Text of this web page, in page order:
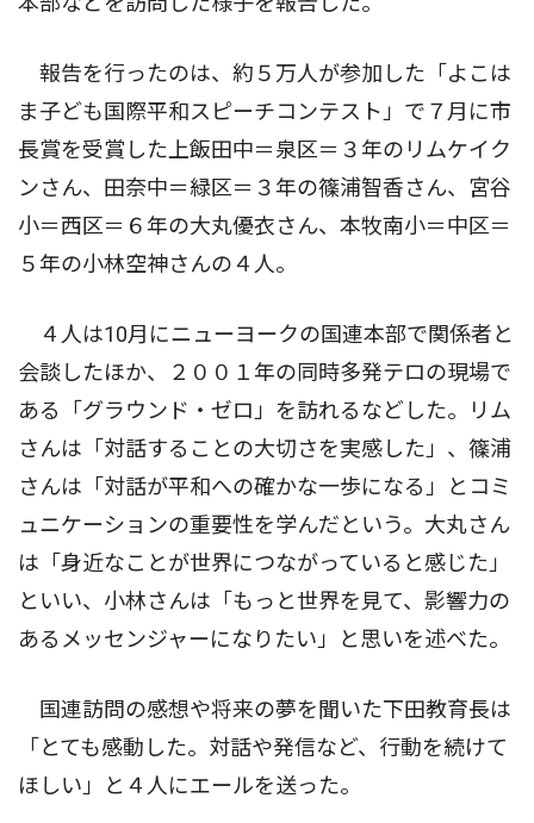
報告を行ったのは、約５万人が参加した「よこは
ま子ども国際平和スピーチコンテスト」で７月に市
長賞を受賞した上飯田中＝泉区＝３年のリムケイク
ンさん、田奈中＝緑区＝３年の篠浦智香さん、宮谷
小＝西区＝６年の大丸優衣さん、本牧南小＝中区＝
５年の小林空神さんの４人。
４人は10月にニューヨークの国連本部で関係者と
会談したほか、２００１年の同時多発テロの現場で
ある「グラウンド・ゼロ」を訪れるなどした。リム
さんは「対話することの大切さを実感した」、篠浦
さんは「対話が平和への確かな一歩になる」とコミ
ュニケーションの重要性を学んだという。大丸さん
は「身近なことが世界につながっていると感じた」
といい、小林さんは「もっと世界を見て、影響力の
あるメッセンジャーになりたい」と思いを述べた。
国連訪問の感想や将来の夢を聞いた下田教育長は
「とても感動した。対話や発信など、行動を続けて
ほしい」と４人にエールを送った。